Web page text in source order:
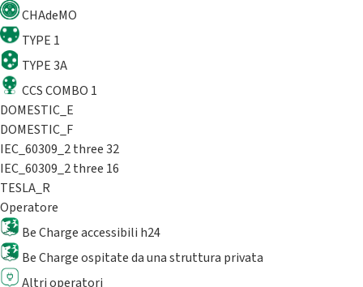
CHAdeMO
TYPE 1
TYPE 3A
CCS COMBO 1
DOMESTIC_E
DOMESTIC_F
IEC_60309_2 three 32
IEC_60309_2 three 16
TESLA_R
Operatore
Be Charge accessibili h24
Be Charge ospitate da una struttura privata
Altri operatori